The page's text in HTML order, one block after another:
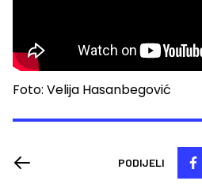
Foto: Velija Hasanbegović
PODIJELI